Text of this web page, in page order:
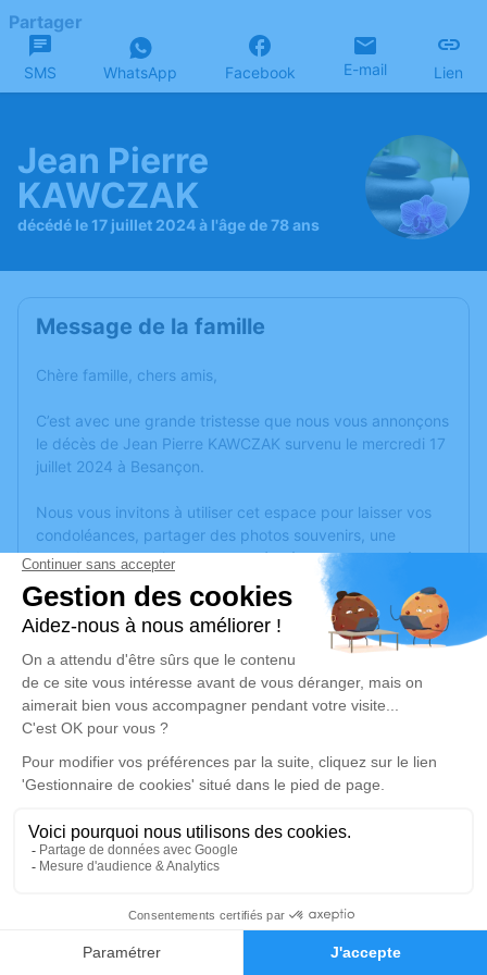
Faire-part Hommages
Partager
SMS WhatsApp Facebook E-mail Lien
Jean Pierre
KAWCZAK
décédé le 17 juillet 2024 à l'âge de 78 ans
Message de la famille
Chère famille, chers amis,
C’est avec une grande tristesse que nous vous annonçons
le décès de Jean Pierre KAWCZAK survenu le mercredi 17
juillet 2024 à Besançon.
Nous vous invitons à utiliser cet espace pour laisser vos
condoléances, partager des photos souvenirs, une
anecdote ou exprimer vos pensées à travers des poèmes
ou des textes. Cet endroit est un lieu d'expression dédié à
honorer la mémoire de Jean Pierre KAWCZAK.
Un service de plantation d’arbre hommage estdisponible
lundi 22 juillet 2024 à 10h00
Chambre Funeraire du Gra de Pontarlier
10 Rue Charles Maire